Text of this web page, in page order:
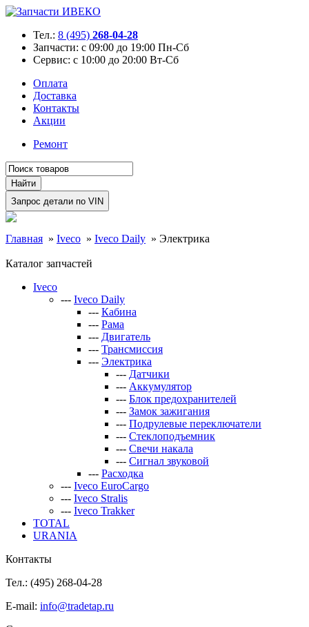
Тел.: 8 (495) 268-04-28
Запчасти: с 09:00 до 19:00 Пн-Сб
Сервис: с 10:00 до 20:00 Вт-Сб
Оплата
Доставка
Контакты
Акции
Ремонт
Главная » Iveco » Iveco Daily » Электрика
Каталог запчастей
Iveco
--- Iveco Daily
--- Кабина
--- Рама
--- Двигатель
--- Трансмиссия
--- Электрика
--- Датчики
--- Аккумулятор
--- Блок предохранителей
--- Замок зажигания
--- Подрулевые переключатели
--- Стеклоподъемник
--- Свечи накала
--- Сигнал звуковой
--- Расходка
--- Iveco EuroCargo
--- Iveco Stralis
--- Iveco Trakker
TOTAL
URANIA
Контакты
Тел.: (495) 268-04-28
E-mail: info@tradetap.ru